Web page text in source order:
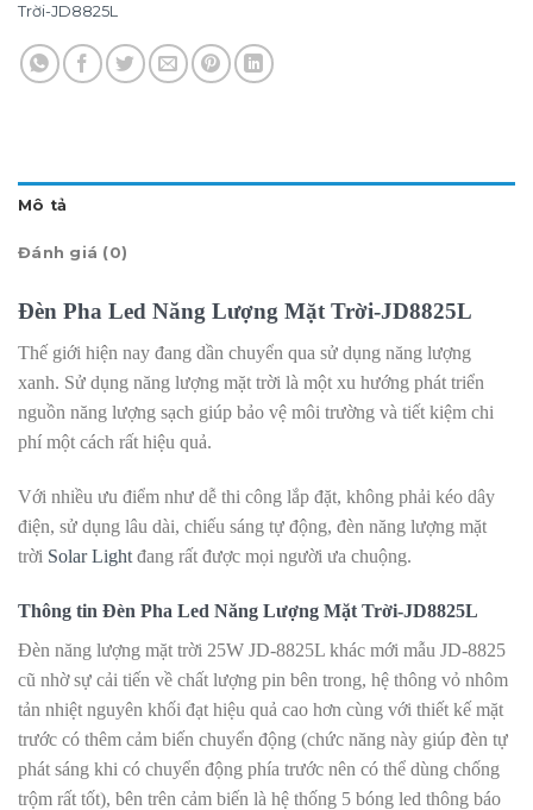
Trời-JD8825L
Mô tả
Đánh giá (0)
Đèn Pha Led Năng Lượng Mặt Trời-JD8825L
Thế giới hiện nay đang dần chuyển qua sử dụng năng lượng
xanh. Sử dụng năng lượng mặt trời là một xu hướng phát triển
nguồn năng lượng sạch giúp bảo vệ môi trường và tiết kiệm chi
phí một cách rất hiệu quả.
Với nhiều ưu điểm như dễ thi công lắp đặt, không phải kéo dây
điện, sử dụng lâu dài, chiếu sáng tự động, đèn năng lượng mặt
trời Solar Light đang rất được mọi người ưa chuộng.
Thông tin Đèn Pha Led Năng Lượng Mặt Trời-JD8825L
Đèn năng lượng mặt trời 25W JD-8825L khác mới mẫu JD-8825
cũ nhờ sự cải tiến về chất lượng pin bên trong, hệ thông vỏ nhôm
tản nhiệt nguyên khối đạt hiệu quả cao hơn cùng với thiết kế mặt
trước có thêm cảm biến chuyển động (chức năng này giúp đèn tự
phát sáng khi có chuyển động phía trước nên có thể dùng chống
trộm rất tốt), bên trên cảm biến là hệ thống 5 bóng led thông báo